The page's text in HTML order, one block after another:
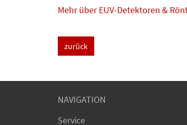
Mehr über EUV-Detektoren &
zurück
NAVIGATION
Service